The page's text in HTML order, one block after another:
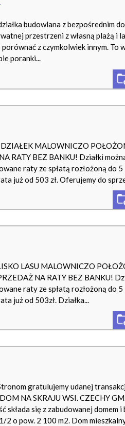
budowlana z bezpośrednim
przestrzeni z własną plażą i
z czymkolwiek innym. To
poranki...
MALOWNICZO
RATY BEZ BANKU! Działki
raty ze spłatą rozłożoną do
już od 503 zł. Oferujemy do
LASU MALOWNICZO
NA RATY BEZ BANKU!
raty ze spłatą rozłożoną do
już od 503zł. Działka...
gratulujemy udanej
NA SKRAJU WSI. CZECHY
składa się z zabudowanej domem
2 o pow. 2 100 m2. Dom